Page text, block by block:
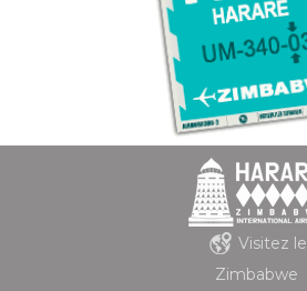
Visitez le
Zimbabwe